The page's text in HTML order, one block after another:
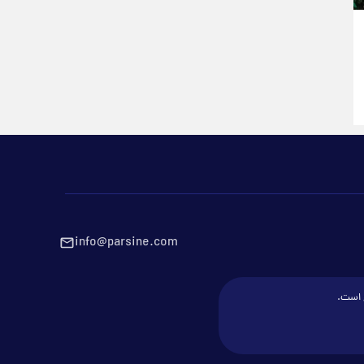
info@parsine.com
است.